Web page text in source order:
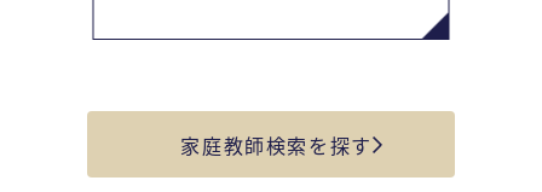
家庭教師検索を探す